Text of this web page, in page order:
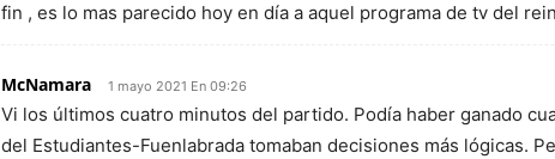
fin , es lo mas parecido hoy en día a aquel programa de tv del
McNamara 1 mayo 2021 En 09:26
Vi los últimos cuatro minutos del partido. Podía haber ganado
del Estudiantes-Fuenlabrada tomaban decisiones más lógicas.